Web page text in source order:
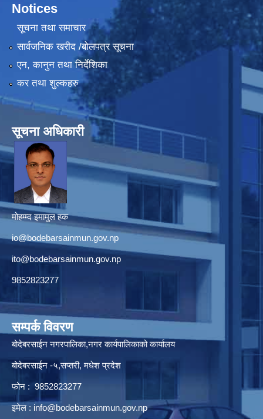
Notices
सूचना तथा समाचार
सार्वजनिक खरीद /बोलपत्र सूचना
एन, कानुन तथा निर्देशिका
कर तथा शुल्कहरु
सूचना अधिकारी
मोहम्म्द इमामुल हक
io@bodebarsainmun.gov.np
ito@bodebarsainmun.gov.np
9852823277
सम्पर्क विवरण
बोदेबरसाईन नगरपालिका,नगर कार्यपालिकाको कार्यालय
बोदेबरसाईन -५,सप्तरी, मधेश प्रदेश
फोन : 9852823277
इमेल : info@bodebarsainmun.gov.np